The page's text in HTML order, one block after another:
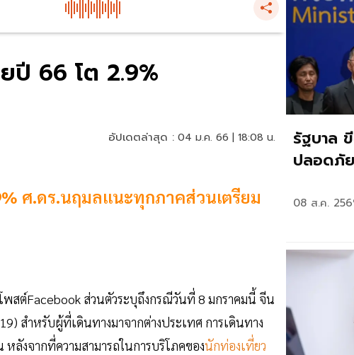
ปี 66 โต 2.9%
อัปเดตล่าสุด : 04 ม.ค. 66 | 18:08 น.
ศ.ดร.นฤมลแนะทุกภาคส่วนเตรียม
สต์Facebook ส่วนตัวระบุถึงกรณีวันที่ 8 มกราคมนี้ จีน
สำหรับผู้ที่เดินทางมาจากต่างประเทศ การเดินทาง
งจากที่ความสามารถในการบริโภคของนักท่องเที่ยว
รัฐบาล
ปลอดภั
08 ส.ค.